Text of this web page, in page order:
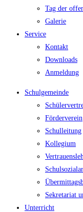
Tag der
Galerie
Service
Kontakt
Downloads
Anmeldung
Schulgemeinde
Förderverein
Schulleitung
Kollegium
Sekretariat
Unterricht